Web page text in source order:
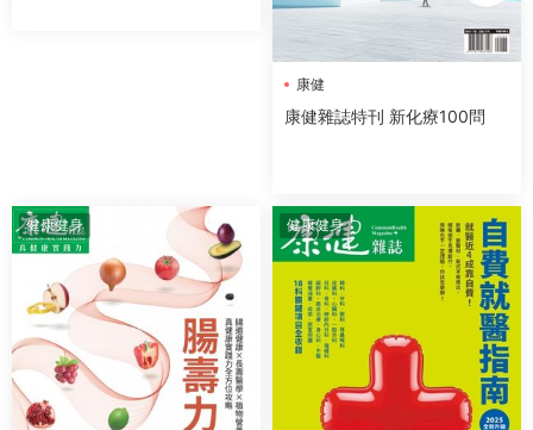
康健
康健雜誌特刊 新化療100問
健康健身 健康健身